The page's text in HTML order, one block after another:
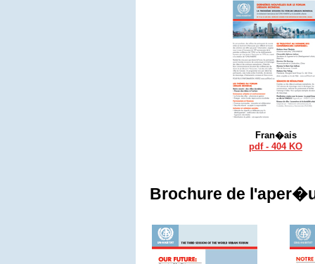
Fran�ais
pdf - 404 KO
Brochure de